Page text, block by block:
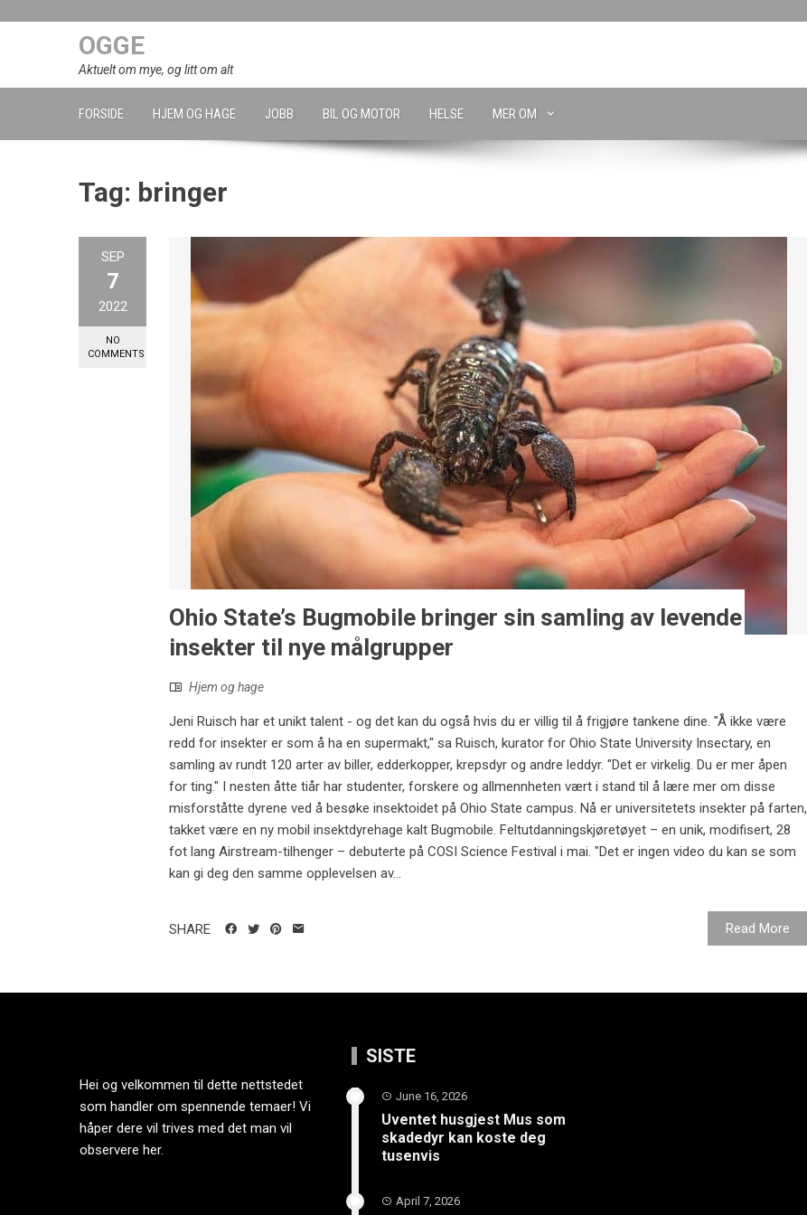
OGGE
Aktuelt om mye, og litt om alt
FORSIDE HJEM OG HAGE JOBB BIL OG MOTOR HELSE MER OM
Tag: bringer
SEP
7
2022
NO
COMMENTS
Ohio State’s Bugmobile bringer sin samling av levende
insekter til nye målgrupper
Hjem og hage
Jeni Ruisch har et unikt talent - og det kan du også hvis du er villig til å frigjøre tankene dine. "Å ikke være
redd for insekter er som å ha en supermakt," sa Ruisch, kurator for Ohio State University Insectary, en
samling av rundt 120 arter av biller, edderkopper, krepsdyr og andre leddyr. "Det er virkelig. Du er mer åpen
for ting." I nesten åtte tiår har studenter, forskere og allmennheten vært i stand til å lære mer om disse
misforståtte dyrene ved å besøke insektoidet på Ohio State campus. Nå er universitetets insekter på farten,
takket være en ny mobil insektdyrehage kalt Bugmobile. Feltutdanningskjøretøyet – en unik, modifisert, 28
fot lang Airstream-tilhenger – debuterte på COSI Science Festival i mai. "Det er ingen video du kan se som
kan gi deg den samme opplevelsen av...
Read More
SHARE
Hei og velkommen til dette nettstedet
som handler om spennende temaer! Vi
håper dere vil trives med det man vil
observere her.
SISTE
June 16, 2026
Uventet husgjest Mus som
skadedyr kan koste deg
tusenvis
April 7, 2026